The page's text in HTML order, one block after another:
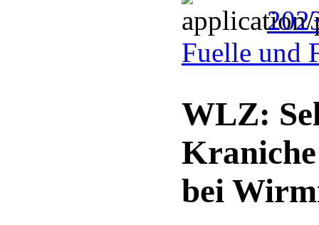
Fuelle und
WLZ:
Kraniche
bei